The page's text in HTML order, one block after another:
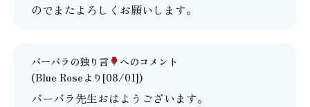
のでまたよろしくお願いします。
バーバラの独り言
へのコメント
(Blue Roseより[08/01])
バーバラ先生おはようございます。